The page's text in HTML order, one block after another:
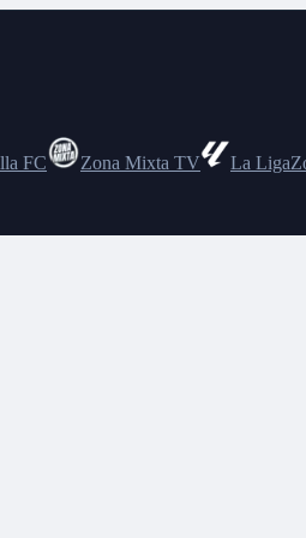
FC Zona Mixta TV La Liga